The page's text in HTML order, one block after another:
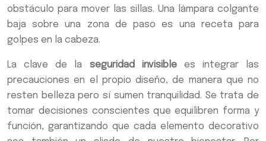
obstáculo para mover las sillas. Una lámpara colgante
baja sobre una zona de paso es una receta para
golpes en la cabeza.
La clave de la seguridad invisiblees integrar las
precauciones en el propio diseño, de manera que no
resten belleza pero sí sumen tranquilidad. Se trata de
tomar decisiones conscientes que equilibren forma y
función, garantizando que cada elemento decorativo